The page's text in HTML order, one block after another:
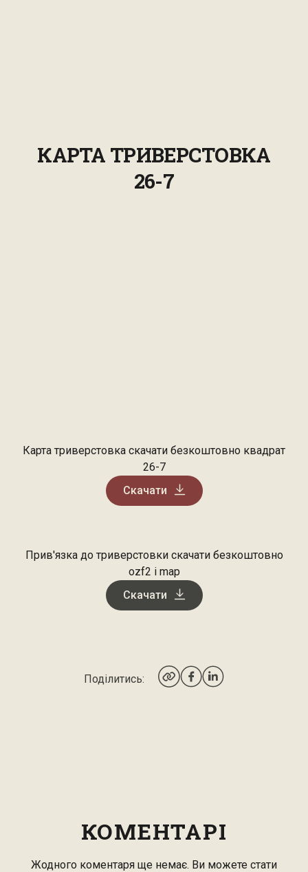
КАРТА ТРИВЕРСТОВКА
26-7
Карта триверстовка скачати безкоштовно квадрат
26-7
Скачати
Прив'язка до триверстовки скачати безкоштовно
ozf2 і map
Скачати
Поділитись:
КОМЕНТАРІ
Жодного коментаря ще немає. Ви можете стати